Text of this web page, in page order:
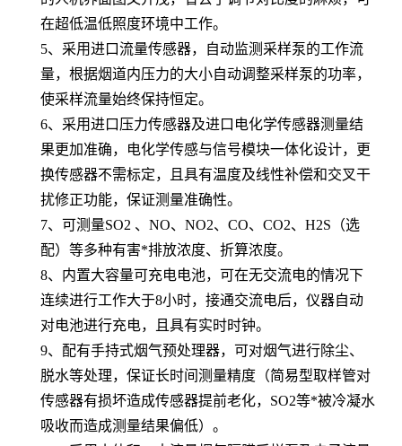
在超低温低照度环境中工作。
5、采用进口流量传感器，自动监测采样泵的工作流
量，根据烟道内压力的大小自动调整采样泵的功率，
使采样流量始终保持恒定。
6、采用进口压力传感器及进口电化学传感器测量结
果更加准确，电化学传感与信号模块一体化设计，更
换传感器不需标定，且具有温度及线性补偿和交叉干
扰修正功能，保证测量准确性。
7、可测量SO2 、NO、NO2、CO、CO2、H2S（选
配）等多种有害*排放浓度、折算浓度。
8、内置大容量可充电电池，可在无交流电的情况下
连续进行工作大于8小时，接通交流电后，仪器自动
对电池进行充电，且具有实时时钟。
9、配有手持式烟气预处理器，可对烟气进行除尘、
脱水等处理，保证长时间测量精度（简易型取样管对
传感器有损坏造成传感器提前老化，SO2等*被冷凝水
吸收而造成测量结果偏低）。